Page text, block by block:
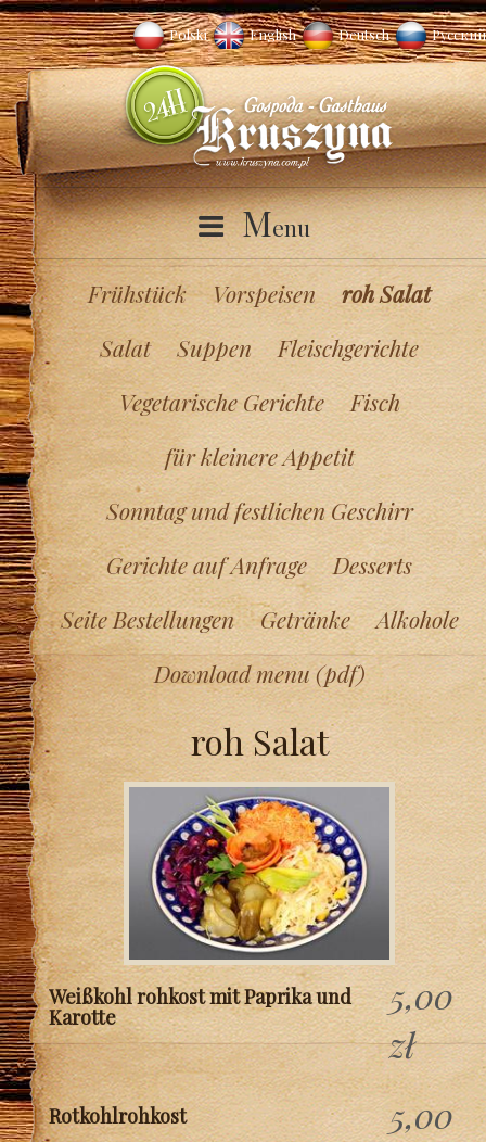
Polski English Deutsch Русский
Menu
Frühstück Vorspeisen
roh Salat
Salat
Suppen
Fleischgerichte
Vegetarische Gerichte
Fisch
für kleinere Appetit
Sonntag und festlichen Geschirr
Gerichte auf Anfrage
Desserts
Seite Bestellungen
Getränke
Alkohole
Download menu (pdf)
roh Salat
Weißkohl rohkost mit Paprika und
Karotte
5,00
zł
Rotkohlrohkost
5,00